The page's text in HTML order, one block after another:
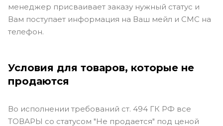
менеджер присваивает заказу нужный статус и
Вам поступает информация на Ваш мейл и СМС на
телефон.
Условия для товаров, которые не
продаются
Во исполнении требований ст. 494 ГК РФ все
ТОВАРЫ со статусом "Не продается" под ценой